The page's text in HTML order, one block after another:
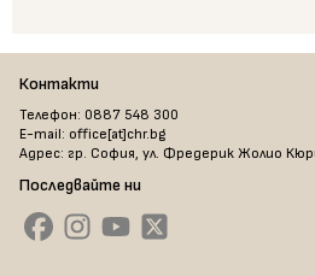
Контакти
Телефон: 0887 548 300
E-mail: office[at]chr.bg
Адрес: гр. София, ул. Фредерик Жолио
Последвайте ни